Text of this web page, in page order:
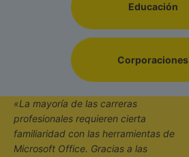
Educación
Corporaciones
«La mayoría de las carreras
profesionales requieren cierta
familiaridad con las herramientas de
Microsoft Office. Gracias a las